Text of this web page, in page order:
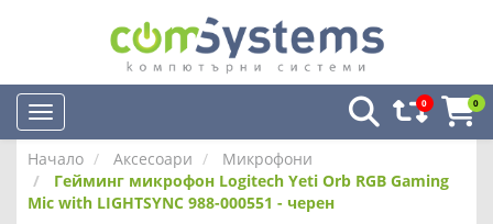
0 0
Начало Аксесоари
Микрофони
Гейминг микрофон Logitech Yeti Orb RGB Gaming
Mic with LIGHTSYNC 988-000551 - черен